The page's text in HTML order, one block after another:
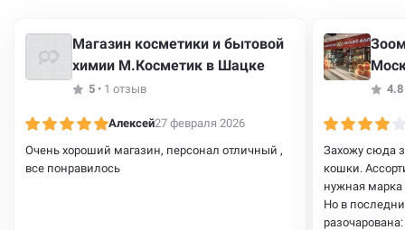
Магазин косметики и бытовой
химии М.Косметик в Шацке
5 • 1 отзыв
Алексей27 февраля 2026
Очень хороший магазин, персонал отличный ,
все понравилось
4.8
Захожу сюда
кошки.
нужная марка
Но в